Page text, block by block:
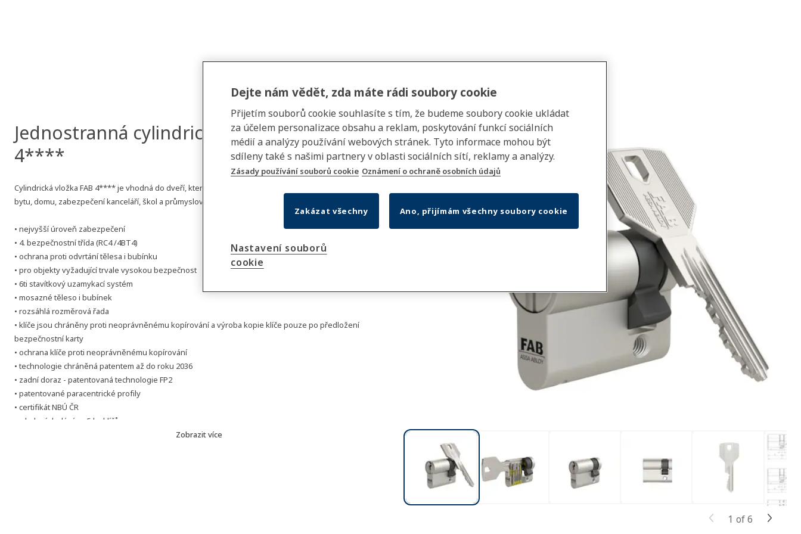
Jednostranná cylindrická vložka FAB
4****
Cylindrická vložka FAB 4**** je vhodná do dveří, které vyžadují nejvyšší stupeň zabezpečení (dveře do
bytu, domu, zabezpečení kanceláří, škol a průmyslových objektů).
• nejvyšší úroveň zabezpečení
• 4. bezpečnostní třída (RC4 /4BT4)
• ochrana proti odvrtání tělesa i bubínku
• pro objekty vyžadující trvale vysokou bezpečnost
• 6ti stavítkový uzamykací systém
• mosazné těleso i bubínek
• rozsáhlá rozměrová řada
• klíče jsou chráněny proti neoprávněnému kopírování a výroba kopie klíče pouze po předložení
bezpečnostní karty
• ochrana klíče proti neoprávněnému kopírování
• technologie chráněná patentem až do roku 2036
• zadní doraz - patentovaná technologie FP2
• patentované paracentrické profily
• certifikát NBÚ ČR
• v balení dodáváno 5 ks klíčů
Zobrazit více
1 of 6
Dejte nám vědět, zda máte rádi soubory cookie
Přijetím souborů cookie souhlasíte s tím, že budeme soubory cookie ukládat
za účelem personalizace obsahu a reklam, poskytování funkcí sociálních
médií a analýzy používání webových stránek. Tyto informace mohou být
sdíleny také s našimi partnery v oblasti sociálních sítí, reklamy a analýzy.
Zásady používání souborů cookie Oznámení o ochraně osobních údajů
Zakázat všechny Ano, přijímám všechny soubory cookie
Nastavení souborů
cookie